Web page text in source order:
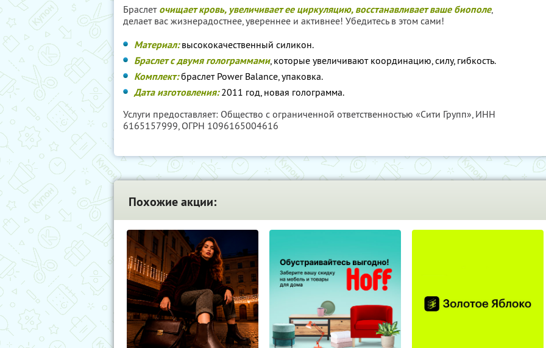
Браслет очищает кровь, увеличивает ее циркуляцию, восстанавливает ваше биополе,
делает вас жизнерадостнее, увереннее и активнее! Убедитесь в этом сами!
Материал:высококачественный силикон.
Браслет с двумя голограммами, которые увеличивают координацию, силу, гибкость.
Комплект:браслет Power Balance, упаковка.
Дата изготовления:2011 год, новая голограмма.
Услуги предоставляет: Общество с ограниченной ответственностью «Сити Групп», ИНН
6165157999, ОГРН 1096165004616
Похожие акции: